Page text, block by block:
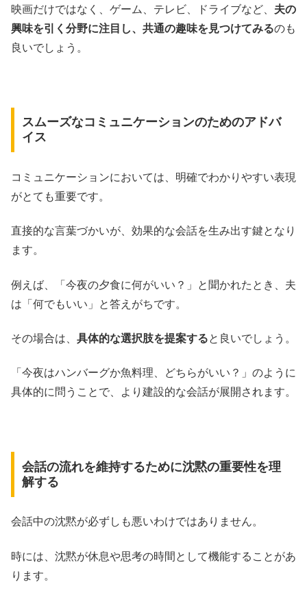
映画だけではなく、ゲーム、テレビ、ドライブなど、 夫の
興味を引く分野に注目し、共通の趣味を見つけてみるのも
良いでしょう。
スムーズなコミュニケーションのためのアドバ
イス
コミュニケーションにおいては、明確でわかりやすい表現
がとても重要です。
直接的な言葉づかいが、効果的な会話を生み出す鍵となり
ます。
例えば、「今夜の夕食に何がいい？」と聞かれたとき、夫
は「何でもいい」と答えがちです。
その場合は、 具体的な選択肢を提案すると良いでしょう。
「今夜はハンバーグか魚料理、どちらがいい？」のように
具体的に問うことで、より建設的な会話が展開されます。
会話の流れを維持するために沈黙の重要性を理
解する
会話中の沈黙が必ずしも悪いわけではありません。
時には、沈黙が休息や思考の時間として機能することがあ
ります。